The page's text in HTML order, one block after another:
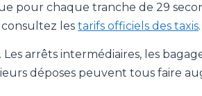
pour chaque tranche de 29
les tarifs officiels des taxis.
arrêts intermédiaires, les
déposes peuvent tous faire